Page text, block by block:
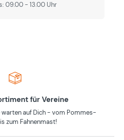
09.00 - 13.00 Uhr
für Vereine
auf Dich - vom Pommes-
zum Fahnenmast!